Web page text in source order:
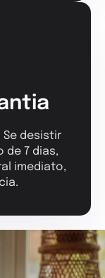
desistir
de 7 dias,
imediato,